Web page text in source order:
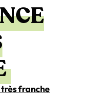
très franche